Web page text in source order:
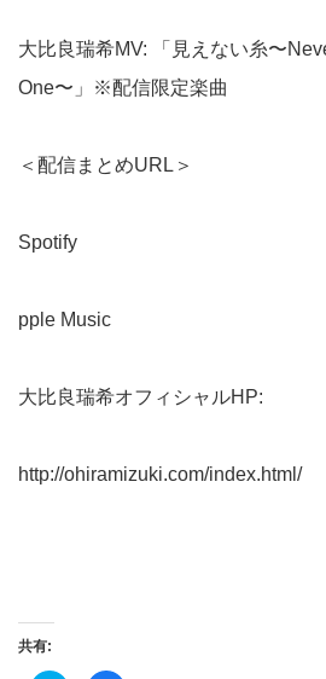
大比良瑞希MV: 「見えない糸〜
One〜」※配信限定楽曲
＜配信まとめURL＞
Spotify
pple Music
大比良瑞希オフィシャルHP:
http://ohiramizuki.com/index.html/
共有: